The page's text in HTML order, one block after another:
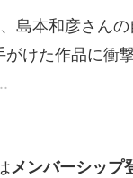
島本和彦さん
けた作品に衝
メンバーシップ